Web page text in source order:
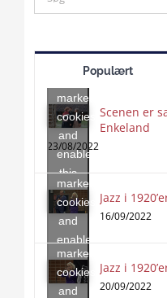
for:
Populært
accept
marketing
cookies
and
enable
this
content
Scenen er
Enkeland
23/08/2022
Click
to
marketing
cookies
and
enable
this
content
Jazz i
16/09/2022
Click
to
accept
marketing
cookies
and
Jazz i
20/09/2022